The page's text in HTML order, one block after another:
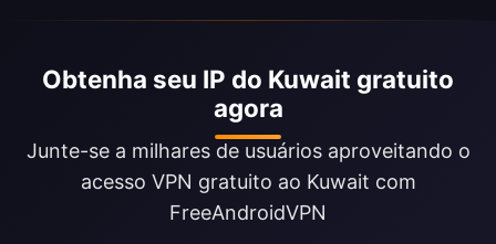
Obtenha seu IP do Kuwait gratuito
agora
Junte-se a milhares de usuários aproveitando o
acesso VPN gratuito ao Kuwait com
FreeAndroidVPN